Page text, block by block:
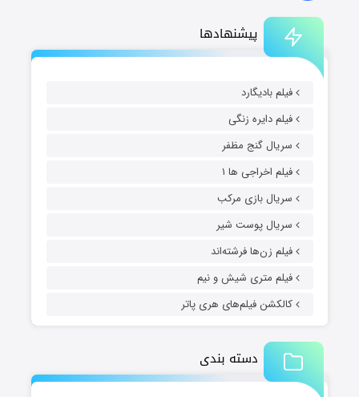
پیشنهادها
فیلم بادیگارد
فیلم دایره زنگی
سریال گنج مظفر
فیلم اخراجی ها ۱
سریال بازی مرکب
سریال پوست شیر
فیلم زن‌ها فرشته‌اند
فیلم متری شیش و نیم
کالکشن فیلم‌های هری پاتر
دسته بندی